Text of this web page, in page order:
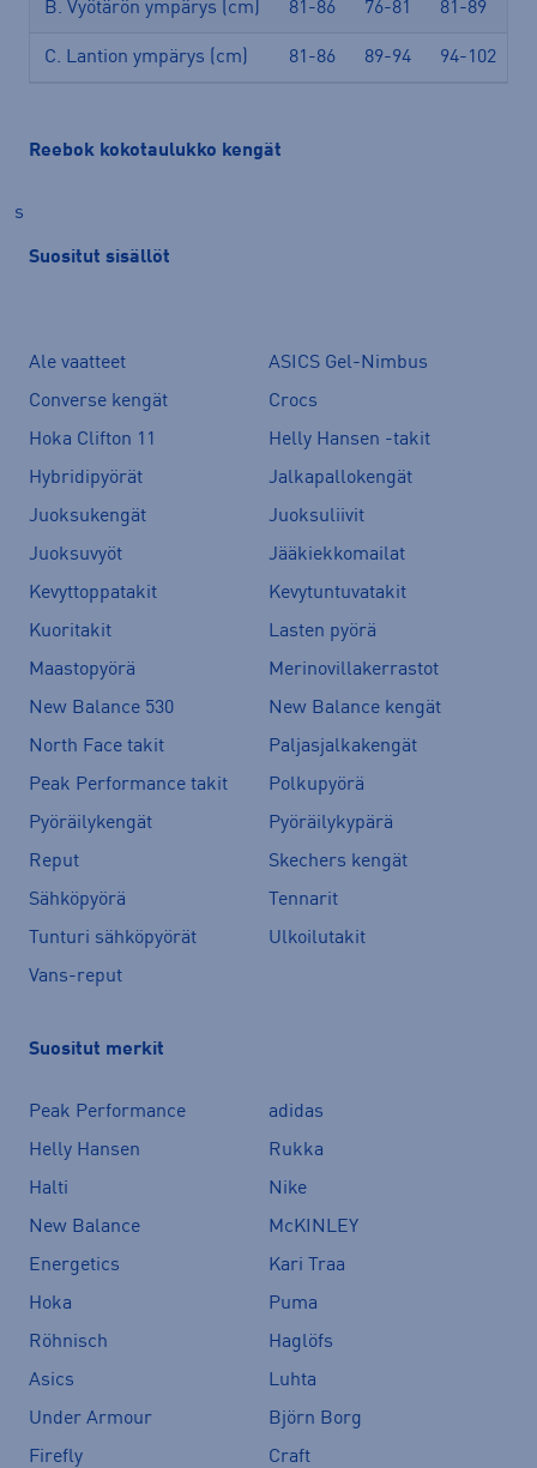
B. Vyötärön ympärys (cm) 81-86 76-81 81-89
C. Lantion ympärys (cm) 81-86 89-94 94-102
Reebok kokotaulukko kengät
s
Suositut sisällöt
Ale vaatteet
ASICS Gel-Nimbus
Converse kengät
Crocs
Hoka Clifton 11
Helly Hansen -takit
Hybridipyörät
Jalkapallokengät
Juoksukengät
Juoksuliivit
Juoksuvyöt
Jääkiekkomailat
Kevyttoppatakit
Kevytuntuvatakit
Kuoritakit
Lasten pyörä
Maastopyörä
Merinovillakerrastot
New Balance 530
New Balance kengät
North Face takit
Paljasjalkakengät
Peak Performance takit
Polkupyörä
Pyöräilykengät
Pyöräilykypärä
Reput
Skechers kengät
Sähköpyörä
Tennarit
Tunturi sähköpyörät
Ulkoilutakit
Vans-reput
Suositut merkit
Peak Performance
adidas
Helly Hansen
Rukka
Halti
Nike
New Balance
McKINLEY
Energetics
Kari Traa
Hoka
Puma
Röhnisch
Haglöfs
Asics
Luhta
Under Armour
Björn Borg
Firefly
Craft